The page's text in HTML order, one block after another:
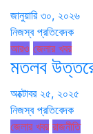
জানুয়ারি ৩০, ২০২৬
নিজস্ব প্রতিবেদক
আরও জেলার খবর
মতলব
অক্টোবর ২৫, ২০২৫
নিজস্ব প্রতিবেদক
জেলার খবর রাজনীতি